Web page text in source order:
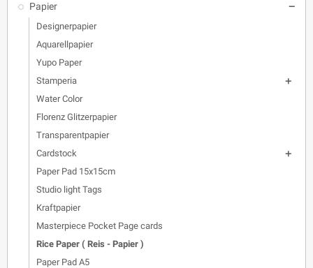
Papier 
Designerpapier
Aquarellpapier
Yupo Paper
Stamperia

Water Color
Florenz Glitzerpapier
Transparentpapier
Cardstock

Paper Pad 15x15cm
Studio light Tags
Kraftpapier
Masterpiece Pocket Page cards
Rice Paper ( Reis - Papier )
Paper Pad A5